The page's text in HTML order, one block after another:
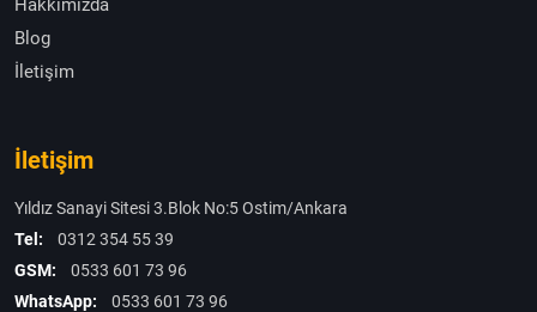
Hakkımızda
Blog
İletişim
İletişim
Yıldız Sanayi Sitesi 3.Blok No:5 Ostim/Ankara
Tel:
0312 354 55 39
GSM:
0533 601 73 96
WhatsApp:
0533 601 73 96